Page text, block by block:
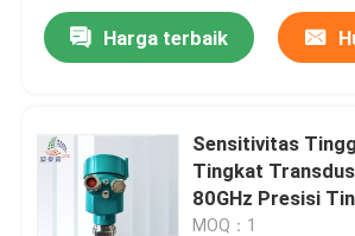
Harga terbaik
Sensitivitas
Tingkat
80GHz Presisi
MOQ：1